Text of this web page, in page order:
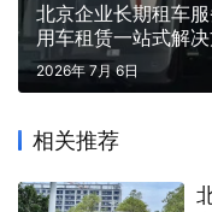
北京企业长期租车
用车租赁一站式解
2026年 7月 6日
相关推荐